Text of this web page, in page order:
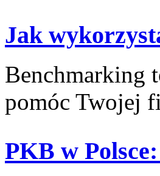
Jak
Benchmarking
pomóc Twojej
PKB w